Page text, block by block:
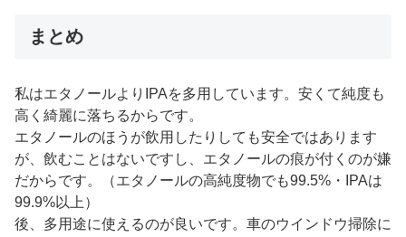
まとめ
私はエタノールよりIPAを多用しています。安くて純度も
高く綺麗に落ちるからです。
エタノールのほうが飲用したりしても安全ではあります
が、飲むことはないですし、エタノールの痕が付くのが嫌
だからです。（エタノールの高純度物でも99.5%・IPAは
99.9%以上）
後、多用途に使えるのが良いです。車のウインドウ掃除に